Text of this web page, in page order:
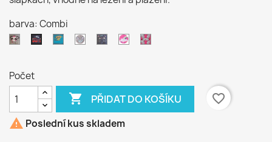
barva: Combi
PandaCombiStrašidlo
Zajda kočkaDuhaRůžový
Počet
 PŘIDAT DO KOŠÍKU
favorite_border
 Poslední kus skladem